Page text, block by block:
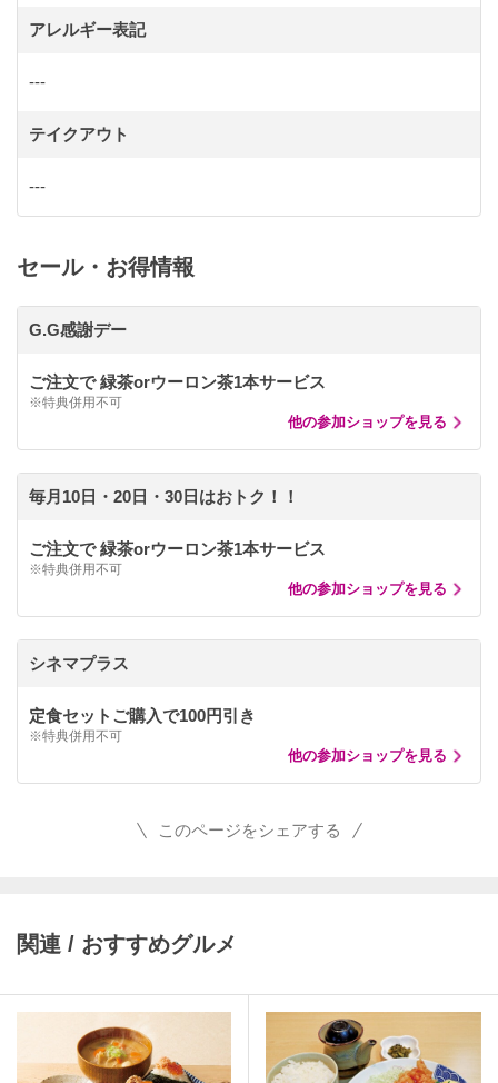
アレルギー表記
---
テイクアウト
---
セール・お得情報
G.G感謝デー
ご注文で 緑茶orウーロン茶1本サービス
※特典併用不可
他の参加ショップを見る
毎月10日・20日・30日はおトク！！
ご注文で 緑茶orウーロン茶1本サービス
※特典併用不可
他の参加ショップを見る
シネマプラス
定食セットご購入で100円引き
※特典併用不可
他の参加ショップを見る
このページをシェアする
関連 / おすすめグルメ